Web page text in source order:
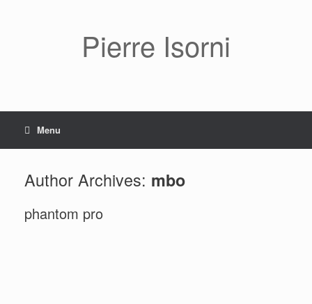
Pierre Isorni
Menu
Author Archives: mbo
phantom pro